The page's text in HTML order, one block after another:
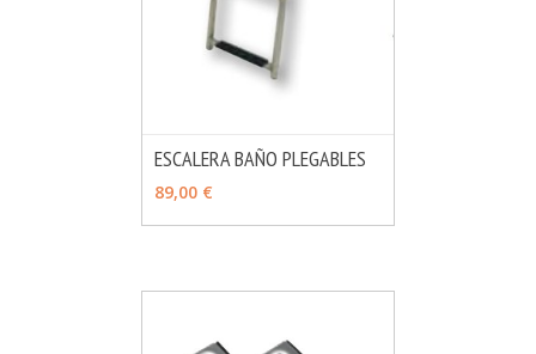
ESCALERA BAÑO PLEGABLES
89,00 €